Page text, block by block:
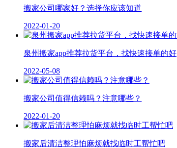
搬家公司哪家好？选择你应该知道
2022-01-20
泉州搬家app推荐拉货平台，找快速接单的好
2022-05-08
搬家公司值得信赖吗？注意哪些？
2022-01-20
搬家后清洁整理怕麻烦就找临时工帮忙吧